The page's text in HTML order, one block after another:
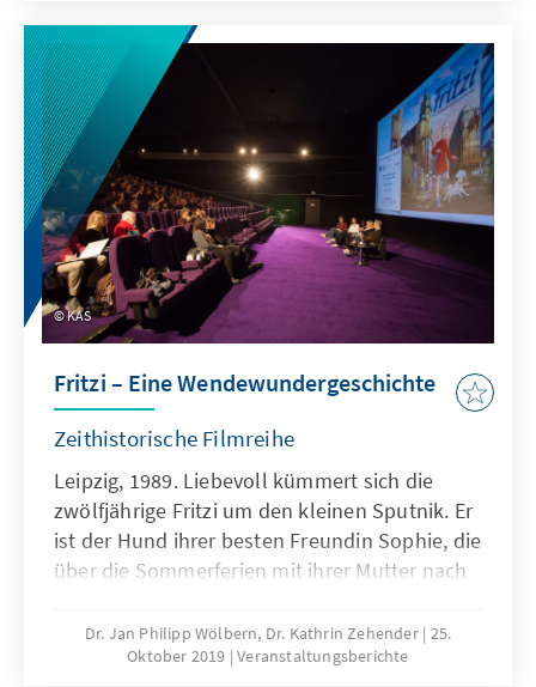
KAS
Fritzi – Eine Wendewundergeschichte
Zeithistorische Filmreihe
Leipzig, 1989. Liebevoll kümmert sich die
zwölfjährige Fritzi um den kleinen Sputnik. Er
ist der Hund ihrer besten Freundin Sophie, die
über die Sommerferien mit ihrer Mutter nach
kehrt Sophie nicht in die Klasse zurück. Wie
viele andere ist sie in den Westen geflohen.
Dr. Jan Philipp Wölbern, Dr. Kathrin Zehender 25.
Oktober 2019 Veranstaltungsberichte